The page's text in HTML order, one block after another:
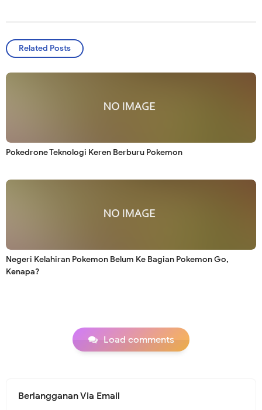
Related Posts
Pokedrone Teknologi Keren Berburu Pokemon
Negeri Kelahiran Pokemon Belum Ke Bagian Pokemon Go,
Kenapa?
Load comments
Berlangganan Via Email